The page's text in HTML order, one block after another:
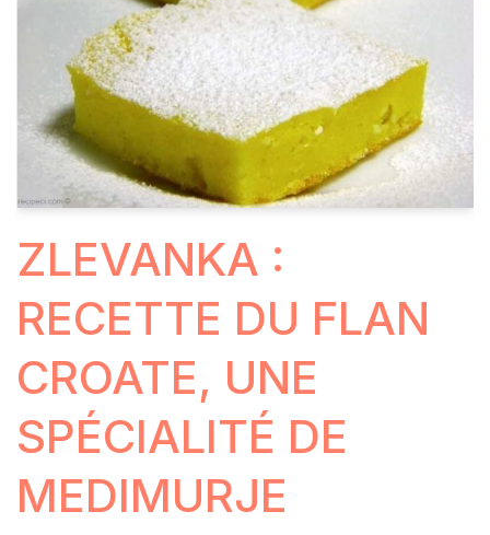
ZLEVANKA :
RECETTE DU FLAN
CROATE, UNE
SPÉCIALITÉ DE
MEDIMURJE